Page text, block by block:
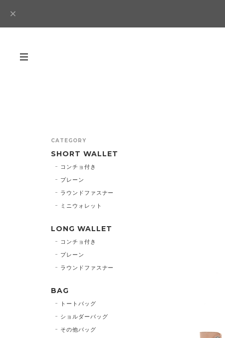
CATEGORY
SHORT WALLET
コンチョ付き
プレーン
ラウンドファスナー
ミニウォレット
LONG WALLET
コンチョ付き
プレーン
ラウンドファスナー
BAG
トートバッグ
ショルダーバッグ
その他バッグ